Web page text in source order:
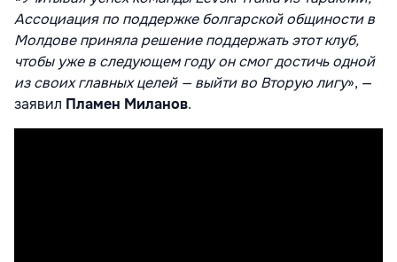
Ассоциация по поддержке болгарской общиности в
Молдове приняла решение поддержать этот клуб,
чтобы уже в следующем году он смог достичь одной
из своих главных целей — выйти во Вторую лигу», —
заявил Пламен Миланов.